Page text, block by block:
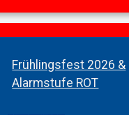
Frühlingsfest 2026 &
Alarmstufe ROT